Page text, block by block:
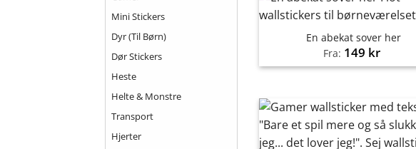
Mini Stickers
Dyr (til Børn)
Dør Stickers
Heste
Helte & Monstre
Transport
Hjerter
En abekat sover her
Fra: 149 kr